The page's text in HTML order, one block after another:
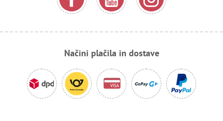
Načini plačila in dostave